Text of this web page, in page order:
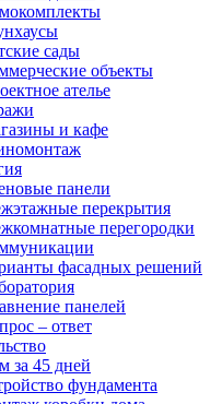
сады
объекты
ателье
и кафе
панели
перекрытия
перегородки
фасадных решений
панелей
– ответ
за 45 дней
фундамента